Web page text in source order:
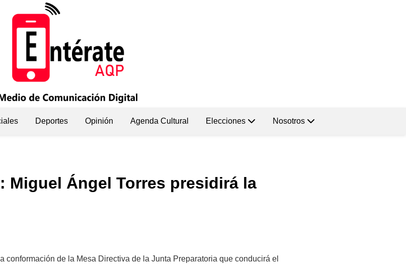
Deportes Opinión Agenda Cultural Elecciones Nosotros
Miguel Ángel Torres presidirá la
conformación de la Mesa Directiva de la Junta Preparatoria que conducirá el